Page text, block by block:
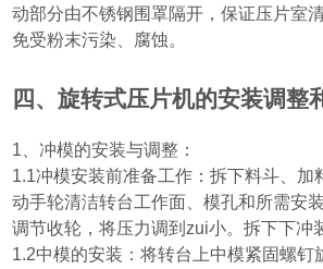
动部分由不锈钢围罩隔开，保证压片室
免受粉末污染、腐蚀。
四、旋转式压片机的安装调整
1 、冲模的安装与调整：
1.1冲模安装前准备工作：拆下料斗、加
动手轮清洁转台工作面、模孔和所需安
调节收轮，将压力调到zui小。拆下下冲
1.2中模的安装：将转台上中模紧固螺钉